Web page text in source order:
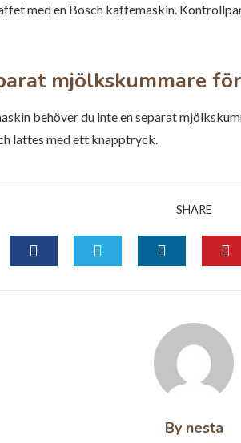
med en Bosch kaffemaskin.
mjölkskummare
behöver du inte en separat
lattes med ett knapptryck.
SHARE
By nesta